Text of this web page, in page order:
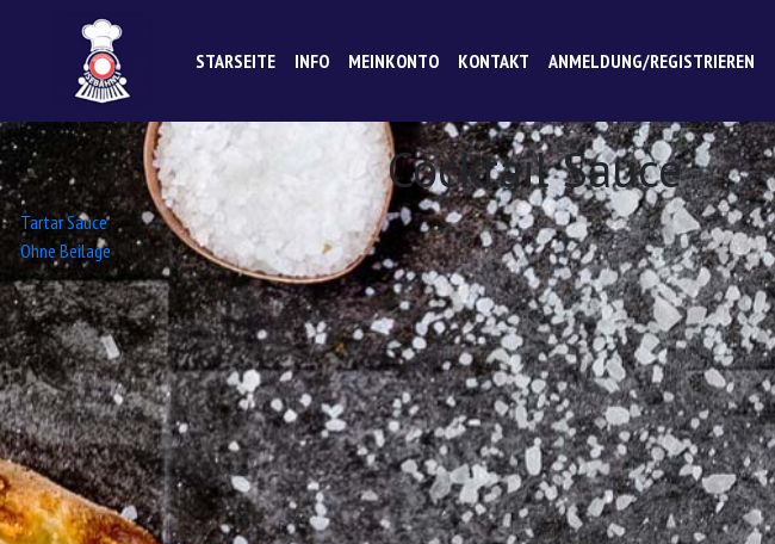
STARSEITE INFO MEINKONTO KONTAKT ANMELDUNG/REGISTRIEREN
Cocktail Sauce
Beitrags-
Navigation
Tartar Sauce
Ohne Beilage